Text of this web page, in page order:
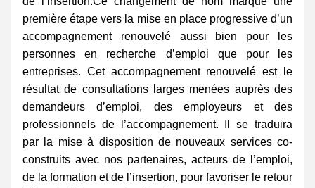
première étape vers la mise en place progressive d’un
accompagnement renouvelé aussi bien pour les
personnes en recherche d’emploi que pour les
entreprises. Cet accompagnement renouvelé est le
résultat de consultations larges menées auprès des
demandeurs d’emploi, des employeurs et des
professionnels de l’accompagnement. Il se traduira
par la mise à disposition de nouveaux services co-
construits avec nos partenaires, acteurs de l’emploi,
de la formation et de l’insertion, pour favoriser le retour